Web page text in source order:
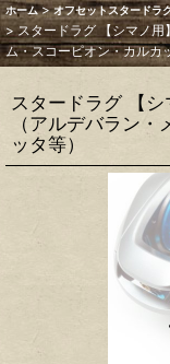
ホーム > オフセットスタードラ
> スタードラグ 【シマノ
ム・スコーピオン・カルカ
スタードラグ 【
（アルデバラン
ッタ等）